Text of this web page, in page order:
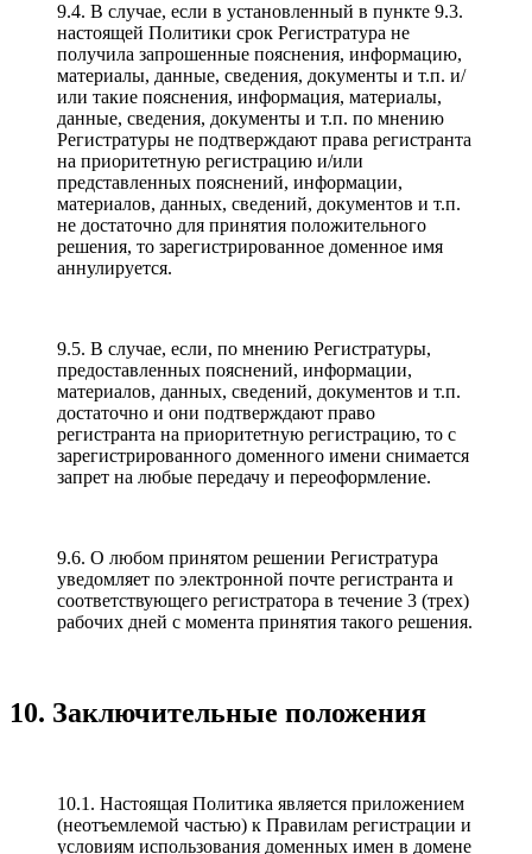
9.4. В случае, если в установленный в пункте 9.3.
настоящей Политики срок Регистратура не
получила запрошенные пояснения, информацию,
материалы, данные, сведения, документы и т.п. и/
или такие пояснения, информация, материалы,
данные, сведения, документы и т.п. по мнению
Регистратуры не подтверждают права регистранта
на приоритетную регистрацию и/или
представленных пояснений, информации,
материалов, данных, сведений, документов и т.п.
не достаточно для принятия положительного
решения, то зарегистрированное доменное имя
аннулируется.
9.5. В случае, если, по мнению Регистратуры,
предоставленных пояснений, информации,
материалов, данных, сведений, документов и т.п.
достаточно и они подтверждают право
регистранта на приоритетную регистрацию, то с
зарегистрированного доменного имени снимается
запрет на любые передачу и переоформление.
9.6. О любом принятом решении Регистратура
уведомляет по электронной почте регистранта и
соответствующего регистратора в течение 3 (трех)
рабочих дней с момента принятия такого решения.
10. Заключительные положения
10.1. Настоящая Политика является приложением
(неотъемлемой частью) к Правилам регистрации и
условиям использования доменных имен в домене